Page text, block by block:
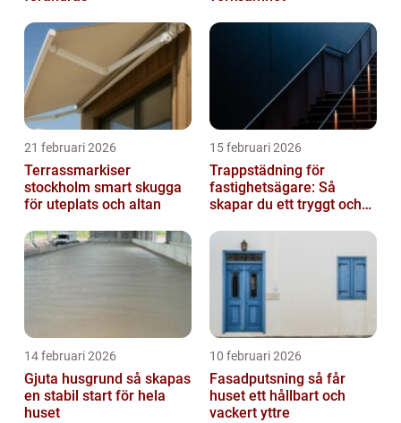
21 februari 2026
Terrassmarkiser
stockholm smart skugga
för uteplats och altan
15 februari 2026
Trappstädning för
fastighetsägare: Så
skapar du ett tryggt och
Stockholm
14 februari 2026
Gjuta husgrund så skapas
en stabil start för hela
huset
10 februari 2026
Fasadputsning så får
huset ett hållbart och
vackert yttre